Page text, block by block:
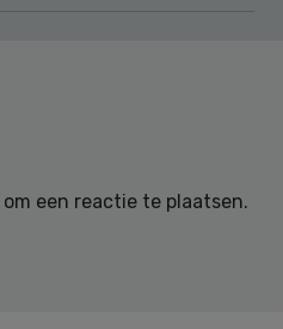
om een reactie te plaatsen.